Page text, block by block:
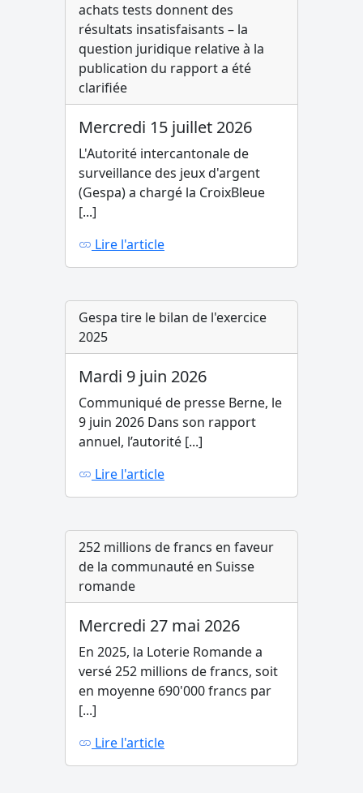
achats tests donnent des
résultats insatisfaisants – la
question juridique relative à la
publication du rapport a été
clarifiée
Mercredi 15 juillet 2026
L'Autorité intercantonale de
surveillance des jeux d'argent
(Gespa) a chargé la CroixBleue
[...]
Lire l'article
Gespa tire le bilan de l'exercice
2025
Mardi 9 juin 2026
Communiqué de presse Berne, le
9 juin 2026 Dans son rapport
annuel, l’autorité [...]
Lire l'article
252 millions de francs en faveur
de la communauté en Suisse
romande
Mercredi 27 mai 2026
En 2025, la Loterie Romande a
versé 252 millions de francs, soit
en moyenne 690'000 francs par
[...]
Lire l'article